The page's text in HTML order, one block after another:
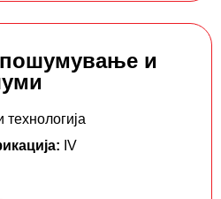
и
технологија
IV